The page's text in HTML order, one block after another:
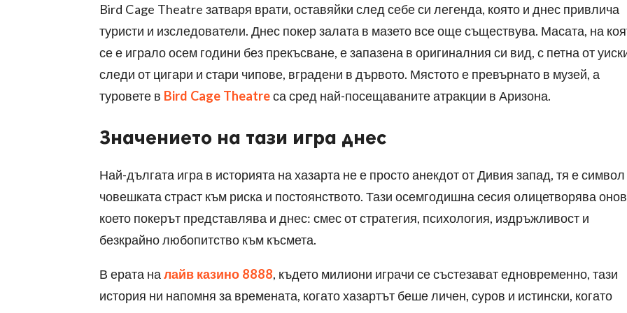
Bird Cage Theatre затваря врати, оставяйки след себе си легенда, която и днес привлича
туристи и изследователи. Днес покер залата в мазето все още съществува. Масата, на
се е играло осем години без прекъсване, е запазена в оригиналния си вид, с петна от
следи от цигари и стари чипове, вградени в дървото. Мястото е превърнато в музей, а
туровете в Bird Cage Theatreса сред най-посещаваните атракции в Аризона.
Значението на тази игра днес
Най-дългата игра в историята на хазарта не е просто анекдот от Дивия запад, тя е
човешката страст към риска и постоянството. Тази осемгодишна сесия олицетворява
което покерът представлява и днес: смес от стратегия, психология, издръжливост и
безкрайно любопитство към късмета.
В ерата на лайв казино 8888, където милиони играчи се състезават едновременно, тази
история ни напомня за времената, когато хазартът беше личен, суров и истински, когато